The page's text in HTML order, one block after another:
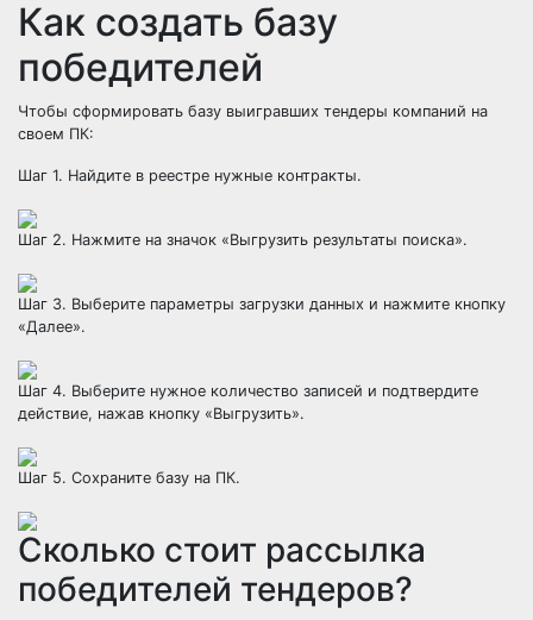
Как создать базу
победителей
Чтобы сформировать базу выигравших тендеры компаний на
своем ПК:
Шаг 1. Найдите в реестре нужные контракты.
Шаг 2. Нажмите на значок «Выгрузить результаты поиска».
Шаг 3. Выберите параметры загрузки данных и нажмите кнопку
«Далее».
Шаг 4. Выберите нужное количество записей и подтвердите
действие, нажав кнопку «Выгрузить».
Шаг 5. Сохраните базу на ПК.
Сколько стоит рассылка
победителей тендеров?